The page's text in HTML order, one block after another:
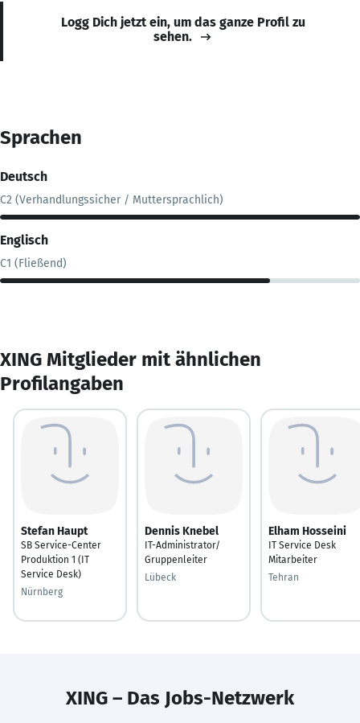
Logg Dich jetzt ein, um das ganze Profil zu
sehen.
Sprachen
Deutsch
C2 (Verhandlungssicher / Muttersprachlich)
Englisch
C1 (Fließend)
XING Mitglieder mit ähnlichen
Profilangaben
Stefan Haupt
SB Service-Center
Produktion 1 (IT
Service Desk)
Nürnberg
Dennis Knebel
IT-Administrator/
Gruppenleiter
Lübeck
Elham Hosseini
IT Service Desk
Mitarbeiter
Tehran
XING – Das Jobs-Netzwerk